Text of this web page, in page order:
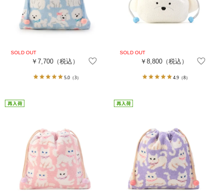
￥7,700 （税込）
5.0 （3）
￥8,800（税込）
4.9（8）